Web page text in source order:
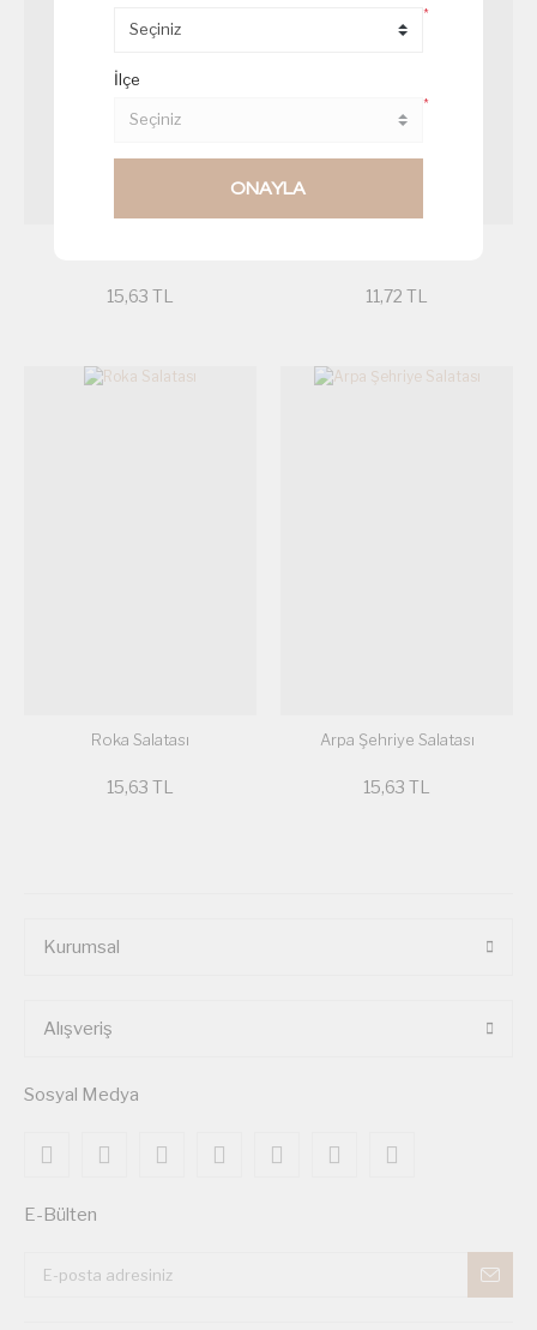
15,63 TL 11,72 TL
Roka Salatası
15,63 TL
Arpa Şehriye Salatası
15,63 TL
Kurumsal
Alışveriş
Sosyal Medya
E-Bülten
*
İlçe
*
ONAYLA